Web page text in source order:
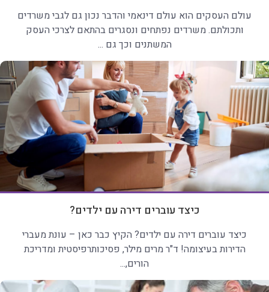
עולם העסקים הוא עולם דינאמי והדבר נכון גם לגבי משרדים
ותכולתם. משרדים נפתחים ונסגרים בהתאם לצרכי העסק
המשתנים וכך גם ...
כיצד עוברים דירה עם ילדים?
כיצד עוברים דירה עם ילדים? הקיץ כבר כאן – עונת מעברי
הדירות בעיצומה! ד"ר מרים מילר, פסיכותרפיסטית ומדריכת
הורים,...